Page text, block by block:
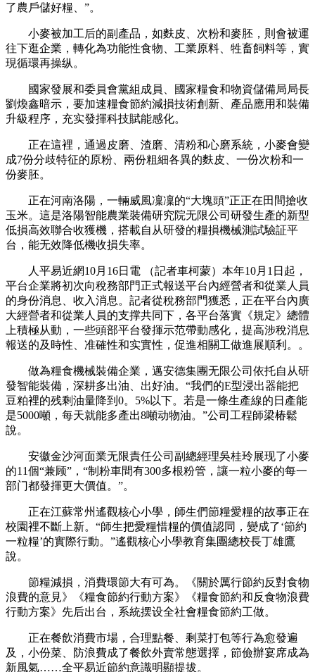
了農戶儲好糧、”。
小麥被加工后的副產品，如麩皮、次粉和麥胚，則會被運
往下逛企業，轉化為功能性食物、工業原料、牲畜飼料等，實
現循環再操纵。
國家發展和委員會黨組成員、國家糧食和物資儲備局局長
劉煥鑫暗示，要加速糧食節約減損技術創新、產品應用和裝備
升級程序，充实發揮科技賦能感化。
正在這裡，通過皮磨、渣磨、清粉和心磨系統，小麥會變
成7份分歧特征的原粉、兩份粗細各異的麩皮、一份次粉和一
份麥胚。
正在河南洛陽，一輛威風凜凜的“大塊頭”正正在田間搶收
玉米。這是洛陽智能農業裝備研究院无限公司研發生產的新型
低損高效聯合收獲機，搭載自从研發的糧損機械測試驗証平
台，能无效降低機收損失率。
人平易近網10月16日電 （記者車柯蒙）本年10月1日起，
平台企業將初次向稅務部門正式報送平台內經營者和從業人員
的身份消息、收入消息。記者從稅務部門獲悉，正在平台內廣
大經營者和從業人員的支撑共同下，各平台落實《規定》總體
上積極从動，一些頭部平台發揮示范帶動感化，提高涉稅消息
報送的及時性、准確性和实實性，促進相關工做進展順利。。
做為糧食機械裝備企業，邁安德集團无限公司依托自从研
發智能裝備，深耕多出油、出好油。“我們的E型浸出器能把
豆粕裡的残剩油量降到0。5%以下。若是一條生產線的日產能
是5000噸，每天就能多產出8噸动物油。”公司工程師梁椿鬆
說。
安徽金沙河面業无限責任公司副總經理吳桂玲展现了小麥
的11個“兼顾”，“制粉車間有300多根粉管，讓一粒小麥的每一
部门都發揮更大價值。”。
正在江蘇常州遙觀核心小學，師生們節糧愛糧的故事正在
校園裡不斷上新。“師生把愛糧惜糧的價值認同，變成了‘節約
一粒糧’的實際行動。”遙觀核心小學教育集團總校長丁雄鷹
說。
節糧減損，消費環節大有可為。《關於厲行節約反對食物
浪費的意見》《糧食節約行動方案》《糧食節約和反食物浪費
行動方案》先后出台，系統摆设全社會糧食節約工做。
正在餐飲消費市場，合理點餐、剩菜打包等行為愈發遍
及，小份菜、防浪費成了餐飲外賣常態選擇，節儉辦宴席成為
新風氣……全平易近節約意識明顯提拔。